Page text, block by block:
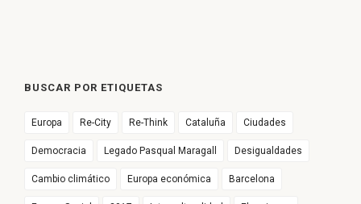
BUSCAR POR ETIQUETAS
Europa Re-City Re-Think Cataluña Ciudades
Democracia Legado Pasqual Maragall Desigualdades
Cambio climático Europa económica Barcelona